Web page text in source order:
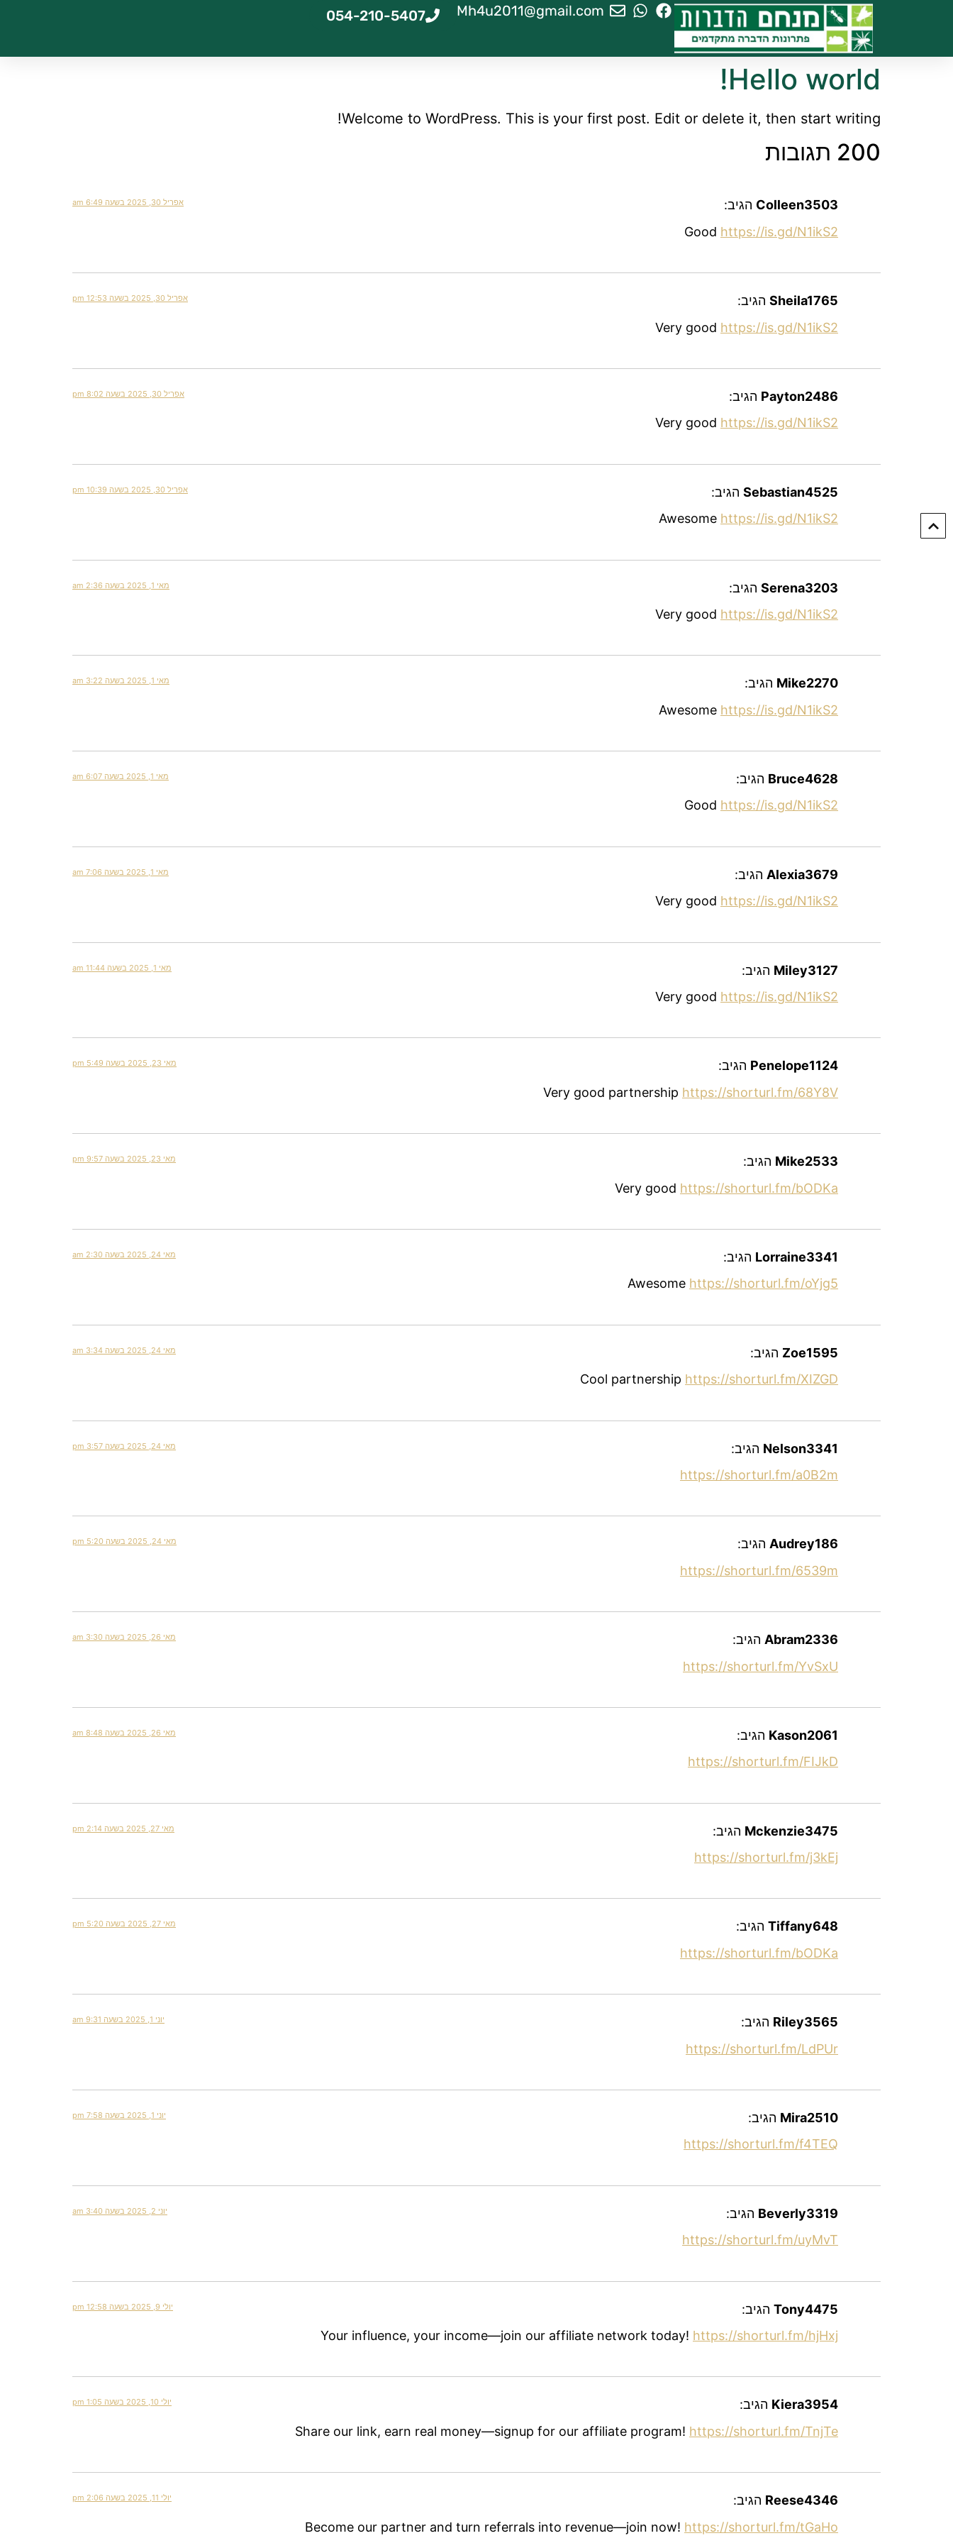
Mh4u2011@gmail.com
054-210-5407
Hello world!
Welcome to WordPress. This is your first post. Edit or delete it, then start writing!
200 תגובות
Colleen3503 הגיב: אפריל 30, 2025 בשעה 6:49 am
Good https://is.gd/N1ikS2
Sheila1765 הגיב: אפריל 30, 2025 בשעה 12:53 pm
Very good https://is.gd/N1ikS2
Payton2486 הגיב: אפריל 30, 2025 בשעה 8:02 pm
Very good https://is.gd/N1ikS2
Sebastian4525 הגיב: אפריל 30, 2025 בשעה 10:39 pm
Awesome https://is.gd/N1ikS2
Serena3203 הגיב: מאי 1, 2025 בשעה 2:36 am
Very good https://is.gd/N1ikS2
Mike2270 הגיב: מאי 1, 2025 בשעה 3:22 am
Awesome https://is.gd/N1ikS2
Bruce4628 הגיב: מאי 1, 2025 בשעה 6:07 am
Good https://is.gd/N1ikS2
Alexia3679 הגיב: מאי 1, 2025 בשעה 7:06 am
Very good https://is.gd/N1ikS2
Miley3127 הגיב: מאי 1, 2025 בשעה 11:44 am
Very good https://is.gd/N1ikS2
Penelope1124 הגיב: מאי 23, 2025 בשעה 5:49 pm
Very good partnership https://shorturl.fm/68Y8V
Mike2533 הגיב: מאי 23, 2025 בשעה 9:57 pm
Very good https://shorturl.fm/bODKa
Lorraine3341 הגיב: מאי 24, 2025 בשעה 2:30 am
Awesome https://shorturl.fm/oYjg5
Zoe1595 הגיב: מאי 24, 2025 בשעה 3:34 am
Cool partnership https://shorturl.fm/XIZGD
Nelson3341 הגיב: מאי 24, 2025 בשעה 3:57 pm
https://shorturl.fm/a0B2m
Audrey186 הגיב: מאי 24, 2025 בשעה 5:20 pm
https://shorturl.fm/6539m
Abram2336 הגיב: מאי 26, 2025 בשעה 3:30 am
https://shorturl.fm/YvSxU
Kason2061 הגיב: מאי 26, 2025 בשעה 8:48 am
https://shorturl.fm/FIJkD
Mckenzie3475 הגיב: מאי 27, 2025 בשעה 2:14 pm
https://shorturl.fm/j3kEj
Tiffany648 הגיב: מאי 27, 2025 בשעה 5:20 pm
https://shorturl.fm/bODKa
Riley3565 הגיב: יוני 1, 2025 בשעה 9:31 am
https://shorturl.fm/LdPUr
Mira2510 הגיב: יוני 1, 2025 בשעה 7:58 pm
https://shorturl.fm/f4TEQ
Beverly3319 הגיב: יוני 2, 2025 בשעה 3:40 am
https://shorturl.fm/uyMvT
Tony4475 הגיב: יולי 9, 2025 בשעה 12:58 pm
Your influence, your income—join our affiliate network today! https://shorturl.fm/hjHxj
Kiera3954 הגיב: יולי 10, 2025 בשעה 1:05 pm
Share our link, earn real money—signup for our affiliate program! https://shorturl.fm/TnjTe
Reese4346 הגיב: יולי 11, 2025 בשעה 2:06 pm
Become our partner and turn referrals into revenue—join now! https://shorturl.fm/tGaHo